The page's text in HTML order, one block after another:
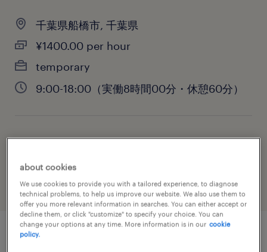
千葉県船橋市, 千葉県
¥1400.00 per hour
temporary
9:00-18:00（実働8時間00分・休憩60分）
job category
warehousing & distribution
about cookies
We use cookies to provide you with a tailored experience, to diagnose
technical problems, to help us improve our website. We also use them to
offer you more relevant information in searches. You can either accept or
decline them, or click "customize" to specify your choice. You can
change your options at any time. More information is in our cookie
policy.